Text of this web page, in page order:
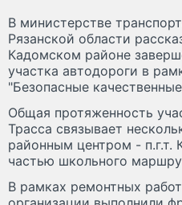
В министерстве
Рязанской области
Кадомском районе
участка автодороги в
"Безопасные
Общая протяженность
Трасса связывает
районным центром - п.г.т.
частью школьного
В рамках ремонтных